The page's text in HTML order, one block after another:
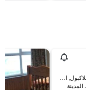
38 Palatine Road, بلاكبول, المملكة المتحدة